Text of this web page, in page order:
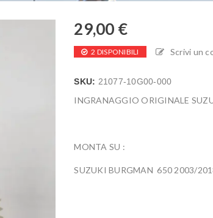
29,00 €
2 DISPONIBILI Scrivi un
SKU: 21077-10G00-000
INGRANAGGIO ORIGINALE
MONTA SU :
SUZUKI BURGMAN 650 2003/